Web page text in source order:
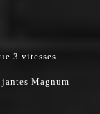
3 vitesses
Magnum